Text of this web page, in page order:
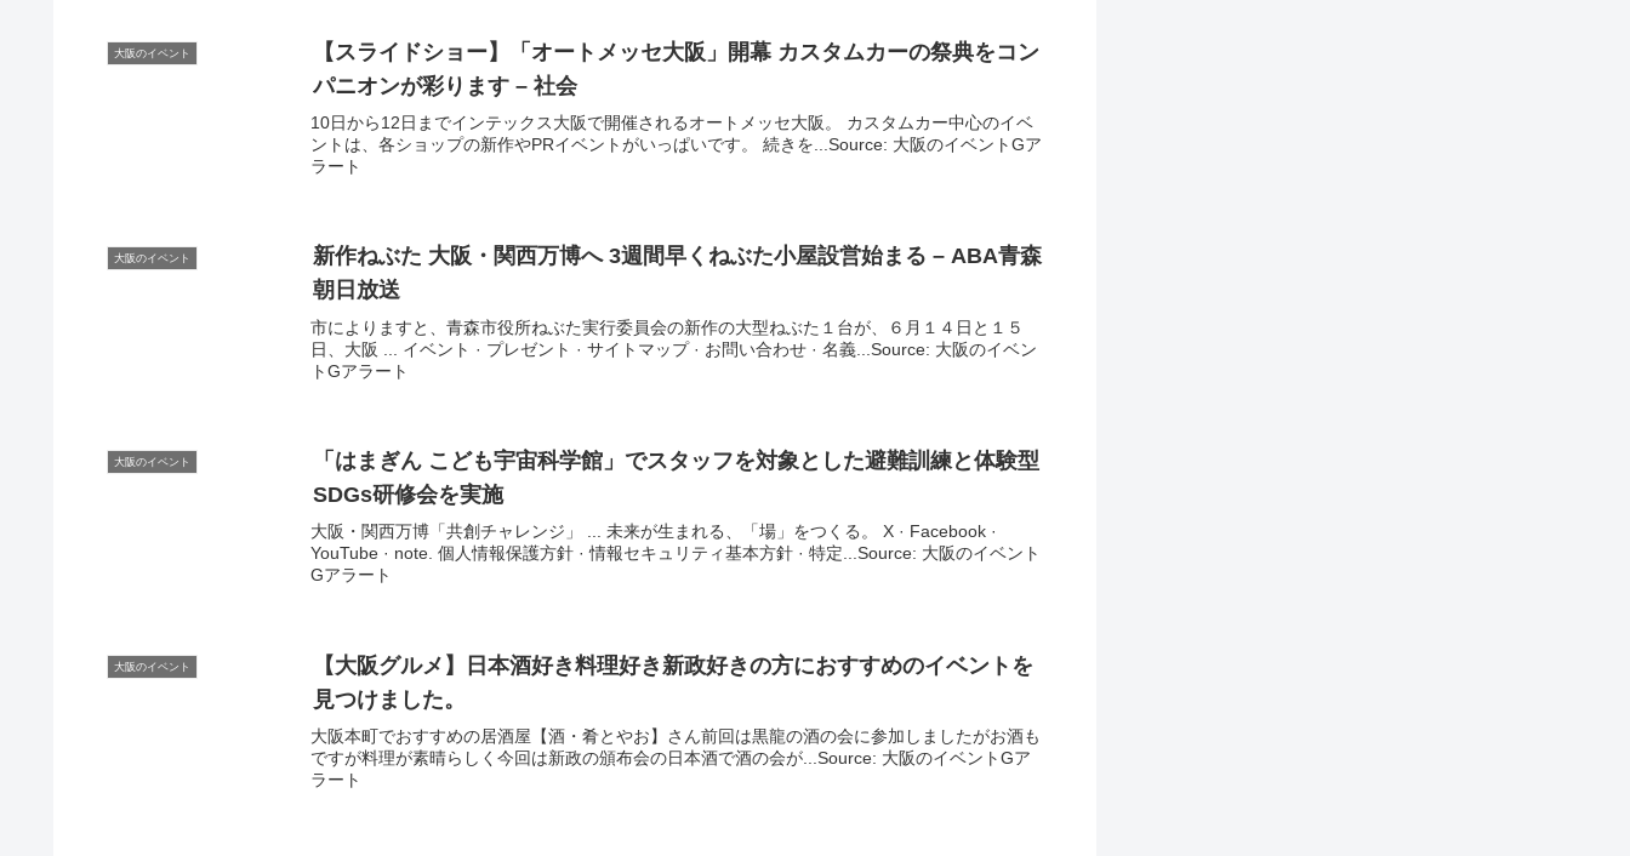
大阪のイベント 【スライドショー】「オートメッセ大阪 」開幕 カスタムカーの祭典をコン
パニオンが彩ります – 社会
10日から12日までインテックス大阪で開催されるオートメッセ大阪。 カスタムカー中心のイベ
ントは、各ショップの新作やPRイベントがいっぱいです。 続きを...Source: 大阪のイベントGア
ラート
大阪のイベント 新作ねぶた 大阪 ・関西万博へ 3週間早くねぶた小屋設営始まる – ABA青森
朝日放送
市によりますと、青森市役所ねぶた実行委員会の新作の大型ねぶた１台が、６月１４日と１５
日、大阪 ... イベント · プレゼント · サイトマップ · お問い合わせ · 名義...Source: 大阪のイベン
トGアラート
大阪のイベント
「はまぎん こども宇宙科学館」でスタッフを対象とした避難訓練と体験型
SDGs研修会を実施
大阪・関西万博「共創チャレンジ」 ... 未来が生まれる、「場」をつくる。 X · Facebook ·
YouTube · note. 個人情報保護方針 · 情報セキュリティ基本方針 · 特定...Source: 大阪のイベント
Gアラート
大阪のイベント 【大阪グルメ】日本酒好き料理好き新政好きの方におすすめのイベント を
見つけました。
大阪本町でおすすめの居酒屋【酒・肴とやお】さん前回は黒龍の酒の会に参加しましたがお酒も
ですが料理が素晴らしく今回は新政の頒布会の日本酒で酒の会が...Source: 大阪のイベントGア
ラート